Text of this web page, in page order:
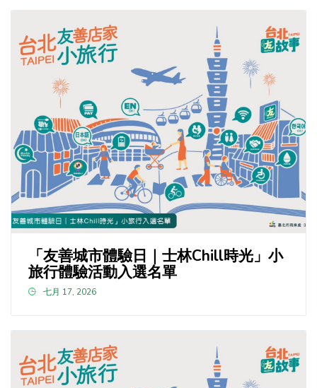
「友善城市體驗日｜士林Chill時光」小
旅行體驗活動入選名單
七月 17, 2026